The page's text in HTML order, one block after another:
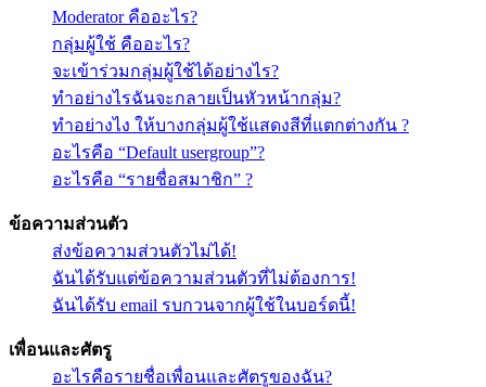
Moderator คืออะไร?
กลุ่มผู้ใช้ คืออะไร?
จะเข้าร่วมกลุ่มผู้ใช้ได้อย่างไร?
ทำอย่างไรฉันจะกลายเป็นหัวหน้ากลุ่ม?
ทำอย่างไง ให้บางกลุ่มผู้ใช้แสดงสีที่แตกต่างกัน ?
อะไรคือ “Default usergroup”?
อะไรคือ “รายชื่อสมาชิก” ?
ข้อความส่วนตัว
ส่งข้อความส่วนตัวไม่ได้!
ฉันได้รับแต่ข้อความส่วนตัวที่ไม่ต้องการ!
ฉันได้รับ email รบกวนจากผู้ใช้ในบอร์ดนี้!
เพื่อนและศัตรู
อะไรคือรายชื่อเพื่อนและศัตรูของฉัน?